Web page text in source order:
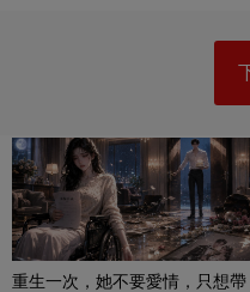
重生一次，她不要愛情，只想帶